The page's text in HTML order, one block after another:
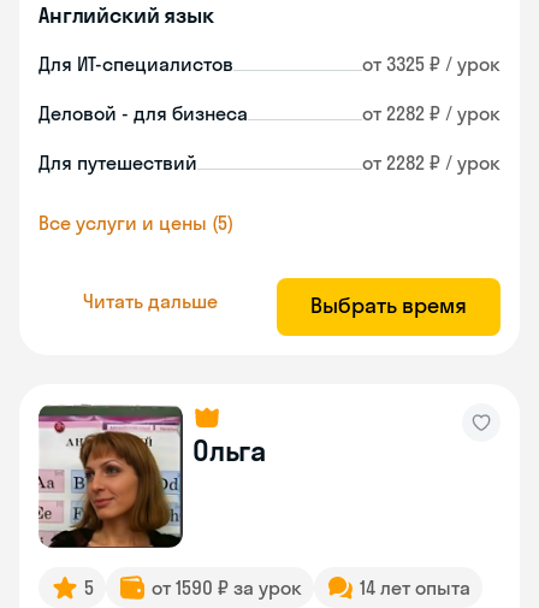
Английский язык
Для ИТ-специалистов от 3325 ₽ / урок
Деловой - для бизнеса от 2282 ₽ / урок
Для путешествий от 2282 ₽ / урок
Все услуги и цены (5)
Читать дальше Выбрать время
Ольга
5 от 1590 ₽ за урок
14 лет опыта